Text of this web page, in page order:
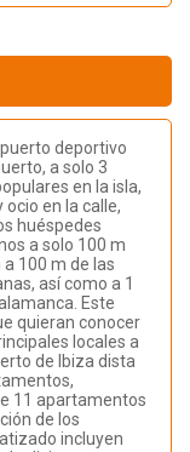
deportivo
a solo 3
en la isla,
en la calle,
huéspedes
a solo 100 m
100 m de las
así como a 1
Este
quieran conocer
locales a
de Ibiza dista
11 apartamentos
de los
incluyen